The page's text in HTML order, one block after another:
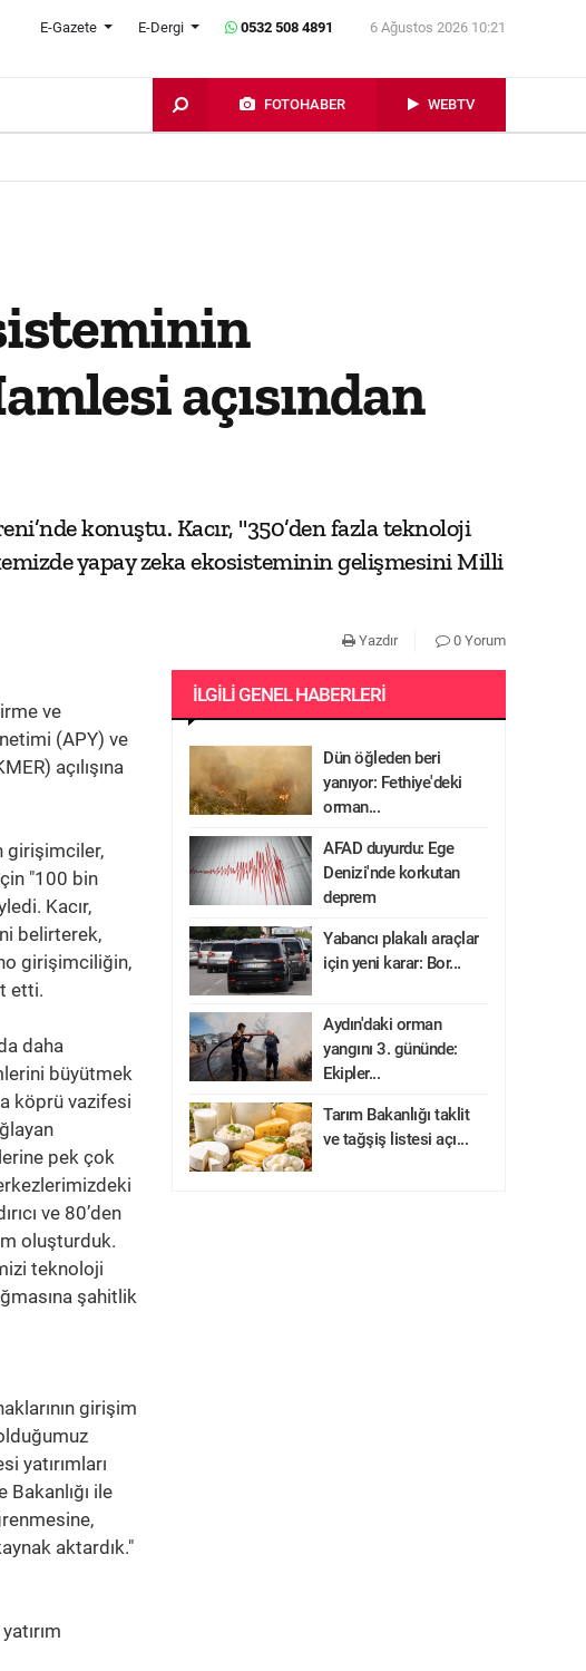
E-Gazete E-Dergi 0532 508 4891 6 Ağustos 2026 10:21
FOTOHABER WEBTV
açısından
konuştu. Kacır, "350’den fazla teknoloji
yapay zeka ekosisteminin gelişmesini Milli
Yazdır 0 Yorum
ve
(APY) ve
açılışına
girişimciler,
"100 bin
Kacır,
belirterek,
girişimciliğin,
etti.
daha
büyütmek
köprü vazifesi
pek çok
ve 80’den
oluşturduk.
teknoloji
şahitlik
girişim
yatırımları
Bakanlığı ile
aktardık."
İLGILI GENEL HABERLERI
Dün öğleden beri
yanıyor: Fethiye'deki
orman...
AFAD duyurdu: Ege
Denizi'nde korkutan
deprem
Yabancı plakalı araçlar
için yeni karar: Bor...
Aydın'daki orman
yangını 3. gününde:
Ekipler...
Tarım Bakanlığı taklit
ve tağşiş listesi açı...